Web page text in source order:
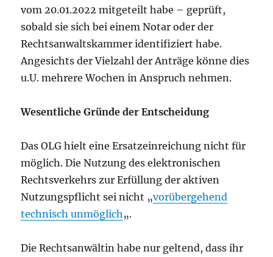
vom 20.01.2022 mitgeteilt habe – geprüft,
sobald sie sich bei einem Notar oder der
Rechtsanwaltskammer identifiziert habe.
Angesichts der Vielzahl der Anträge könne dies
u.U. mehrere Wochen in Anspruch nehmen.
Wesentliche Gründe der Entscheidung
Das OLG hielt eine Ersatzeinreichung nicht für
möglich. Die Nutzung des elektronischen
Rechtsverkehrs zur Erfüllung der aktiven
Nutzungspflicht sei nicht „vorübergehend
technisch unmöglich„.
Die Rechtsanwältin habe nur geltend, dass ihr